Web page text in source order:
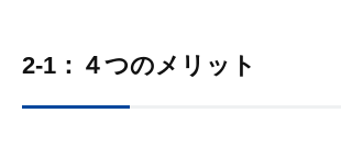
2-1：４つのメリット